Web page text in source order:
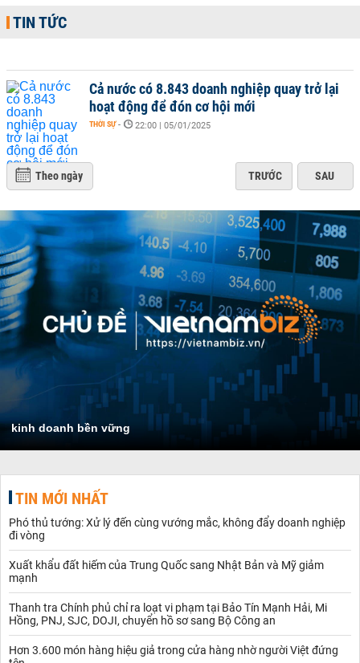
TIN TỨC
Cả nước có 8.843 doanh nghiệp quay trở lại
hoạt động để đón cơ hội mới
THỜI SỰ - 22:00 | 05/01/2025
Theo ngày TRƯỚC SAU
kinh doanh bền vững
TIN MỚI NHẤT
Phó thủ tướng: Xử lý đến cùng vướng mắc, không đẩy doanh nghiệp
đi vòng
Xuất khẩu đất hiếm của Trung Quốc sang Nhật Bản và Mỹ giảm
mạnh
Thanh tra Chính phủ chỉ ra loạt vi phạm tại Bảo Tín Mạnh Hải, Mi
Hồng, PNJ, SJC, DOJI, chuyển hồ sơ sang Bộ Công an
Hơn 3.600 món hàng hiệu giả trong cửa hàng nhờ người Việt đứng